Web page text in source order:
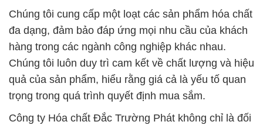
Chúng tôi cung cấp một loạt các sản phẩm hóa chất
đa dạng, đảm bảo đáp ứng mọi nhu cầu của khách
hàng trong các ngành công nghiệp khác nhau.
Chúng tôi luôn duy trì cam kết về chất lượng và hiệu
quả của sản phẩm, hiểu rằng giá cả là yếu tố quan
trọng trong quá trình quyết định mua sắm.
Công ty Hóa chất Đắc Trường Phát không chỉ là đối